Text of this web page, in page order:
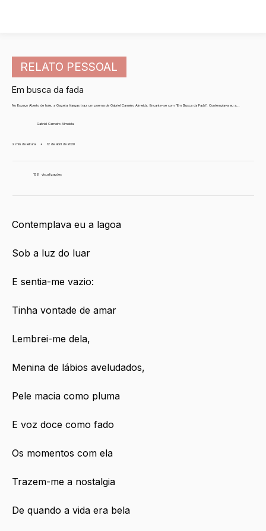
RELATO PESSOAL
Em busca da fada
No Espaço Aberto de hoje, a Gazeta Vargas traz um poema de Gabriel Carneiro Almeida. Encante-se com "Em Busca da Fada". Contemplava eu a...
Gabriel Carneiro Almeida
2 min de leitura • 12 de abril de 2020
156 visualizações
Contemplava eu a lagoa
Sob a luz do luar
E sentia-me vazio:
Tinha vontade de amar
Lembrei-me dela,
Menina de lábios aveludados,
Pele macia como pluma
E voz doce como fado
Os momentos com ela
Trazem-me a nostalgia
De quando a vida era bela